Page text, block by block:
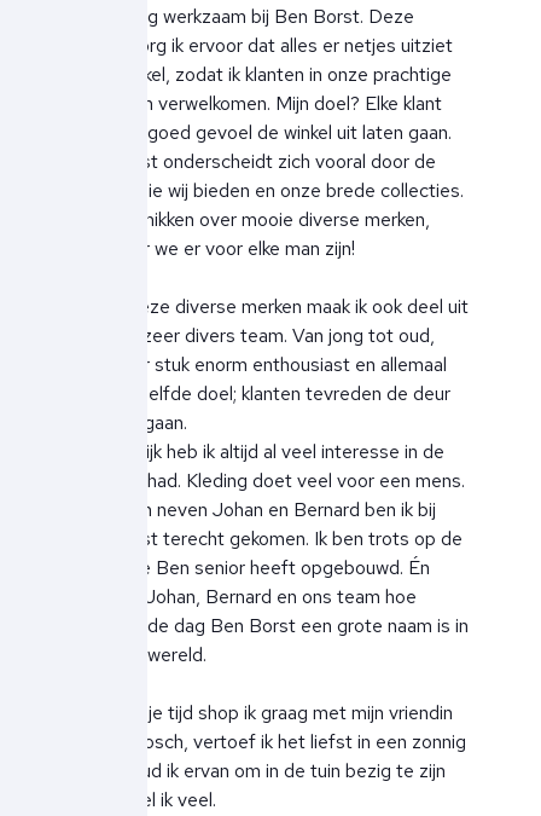
woensdag werkzaam bij Ben Borst. Deze
dagen zorg ik ervoor dat alles er netjes uitziet
in de winkel, zodat ik klanten in onze prachtige
winkel kan verwelkomen. Mijn doel? Elke klant
met een goed gevoel de winkel uit laten gaan.
Ben Borst onderscheidt zich vooral door de
service die wij bieden en onze brede collecties.
We beschikken over mooie diverse merken,
waardoor we er voor elke man zijn!
Naast deze diverse merken maak ik ook deel uit
van een zeer divers team. Van jong tot oud,
stuk voor stuk enorm enthousiast en allemaal
met hetzelfde doel; klanten tevreden de deur
uit laten gaan.
Persoonlijk heb ik altijd al veel interesse in de
mode gehad. Kleding doet veel voor een mens.
Door mijn neven Johan en Bernard ben ik bij
Ben Borst terecht gekomen. Ik ben trots op de
winkel die Ben senior heeft opgebouwd. Én
trots op Johan, Bernard en ons team hoe
vandaag de dag Ben Borst een grote naam is in
de modewereld.
In mijn vrije tijd shop ik graag met mijn vriendin
in Den Bosch, vertoef ik het liefst in een zonnig
oord, houd ik ervan om in de tuin bezig te zijn
en wandel ik veel.